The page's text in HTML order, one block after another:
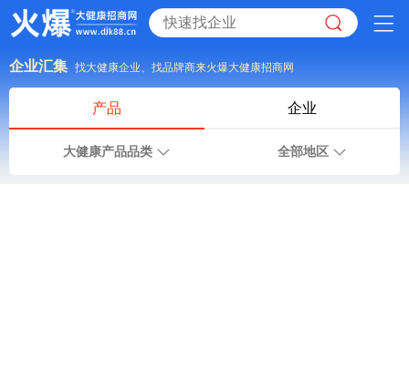
企业汇集 找大健康企业、找品牌商来火爆大健康招商网
产品 企业
大健康产品品类 全部地区